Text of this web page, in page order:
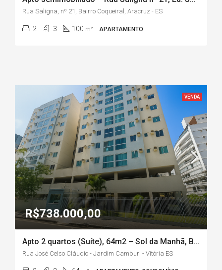
Rua Saligna, nº 21, Bairro Coqueiral, Aracruz - ES
2 3 100 m² APARTAMENTO
VENDA
R$738.000,00
Apto 2 quartos (Suíte), 64m2 – Sol da Manhã, Bairro Jardim Camburi/Vitória-ES
Rua José Celso Cláudio - Jardim Camburi - Vitória ES